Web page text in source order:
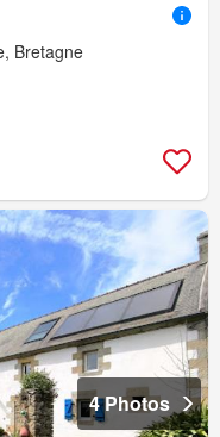
Bretagne
4 Photos